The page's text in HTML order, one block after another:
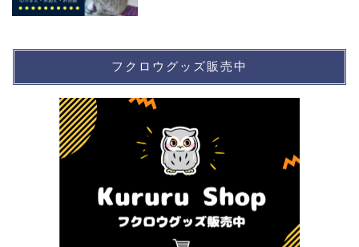
フクロウグッズ販売中